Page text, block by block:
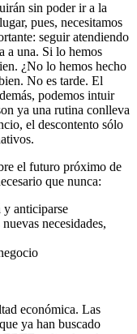
sin poder ir a la
pues, necesitamos
seguir atendiendo
a una. Si lo hemos
¿No lo hemos hecho
No es tarde. El
podemos intuir
ya una rutina conlleva
el descontento sólo
el futuro próximo de
que nunca:
y anticiparse
necesidades,
económica. Las
ya han buscado